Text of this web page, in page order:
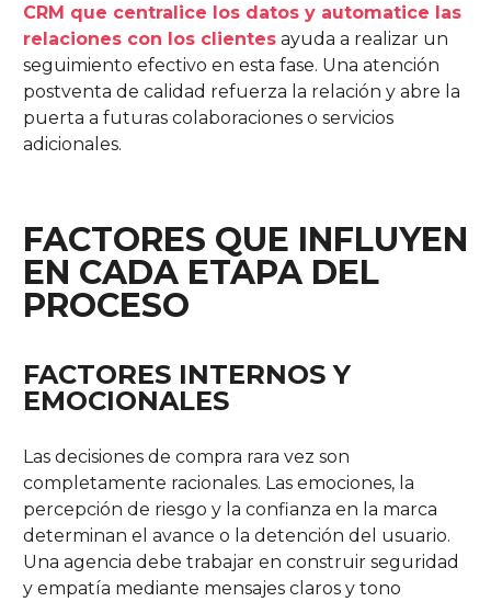
CRM que centralice los datos y automatice las
relaciones con los clientes ayuda a realizar un
seguimiento efectivo en esta fase. Una atención
postventa de calidad refuerza la relación y abre la
puerta a futuras colaboraciones o servicios
adicionales.
FACTORES QUE INFLUYEN
EN CADA ETAPA DEL
PROCESO
FACTORES INTERNOS Y
EMOCIONALES
Las decisiones de compra rara vez son
completamente racionales. Las emociones, la
percepción de riesgo y la confianza en la marca
determinan el avance o la detención del usuario.
Una agencia debe trabajar en construir seguridad
y empatía mediante mensajes claros y tono